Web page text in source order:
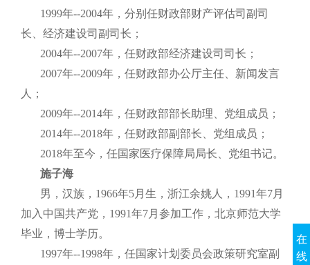
1999年--2004年，分别任财政部财产评估司副司
长、经济建设司副司长；
2004年--2007年，任财政部经济建设司司长；
2007年--2009年，任财政部办公厅主任、新闻发言
人；
2009年--2014年，任财政部部长助理、党组成员；
2014年--2018年，任财政部副部长、党组成员；
2018年至今，任国家医疗保障局局长、党组书记。
施子海
男，汉族，1966年5月生，浙江余姚人，1991年7月
加入中国共产党，1991年7月参加工作，北京师范大学
毕业，博士学历。
1997年--1998年，任国家计划委员会政策研究室副
在
线